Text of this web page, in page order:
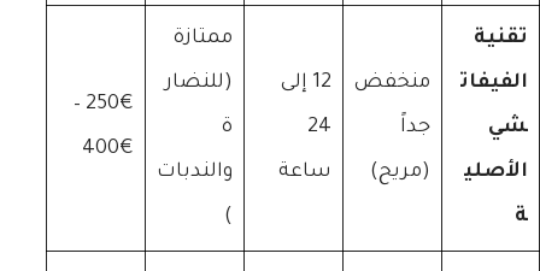
تقنية
الفيفات
شي
الأصلي
ة
منخفض
جداً
(مريح)
12 إلى
24
ساعة
ممتازة
(للنضار
ة
والندبات
)
250€ –
400€